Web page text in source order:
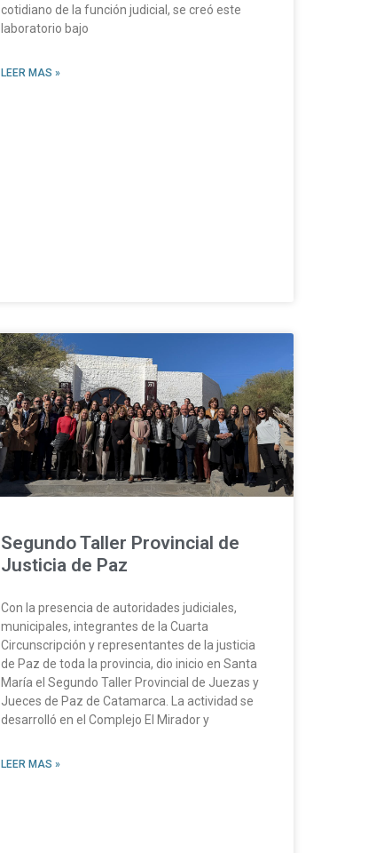
cotidiano de la función judicial, se creó este
laboratorio bajo
LEER MAS »
Segundo Taller Provincial de
Justicia de Paz
Con la presencia de autoridades judiciales,
municipales, integrantes de la Cuarta
Circunscripción y representantes de la justicia
de Paz de toda la provincia, dio inicio en Santa
María el Segundo Taller Provincial de Juezas y
Jueces de Paz de Catamarca. La actividad se
desarrolló en el Complejo El Mirador y
LEER MAS »